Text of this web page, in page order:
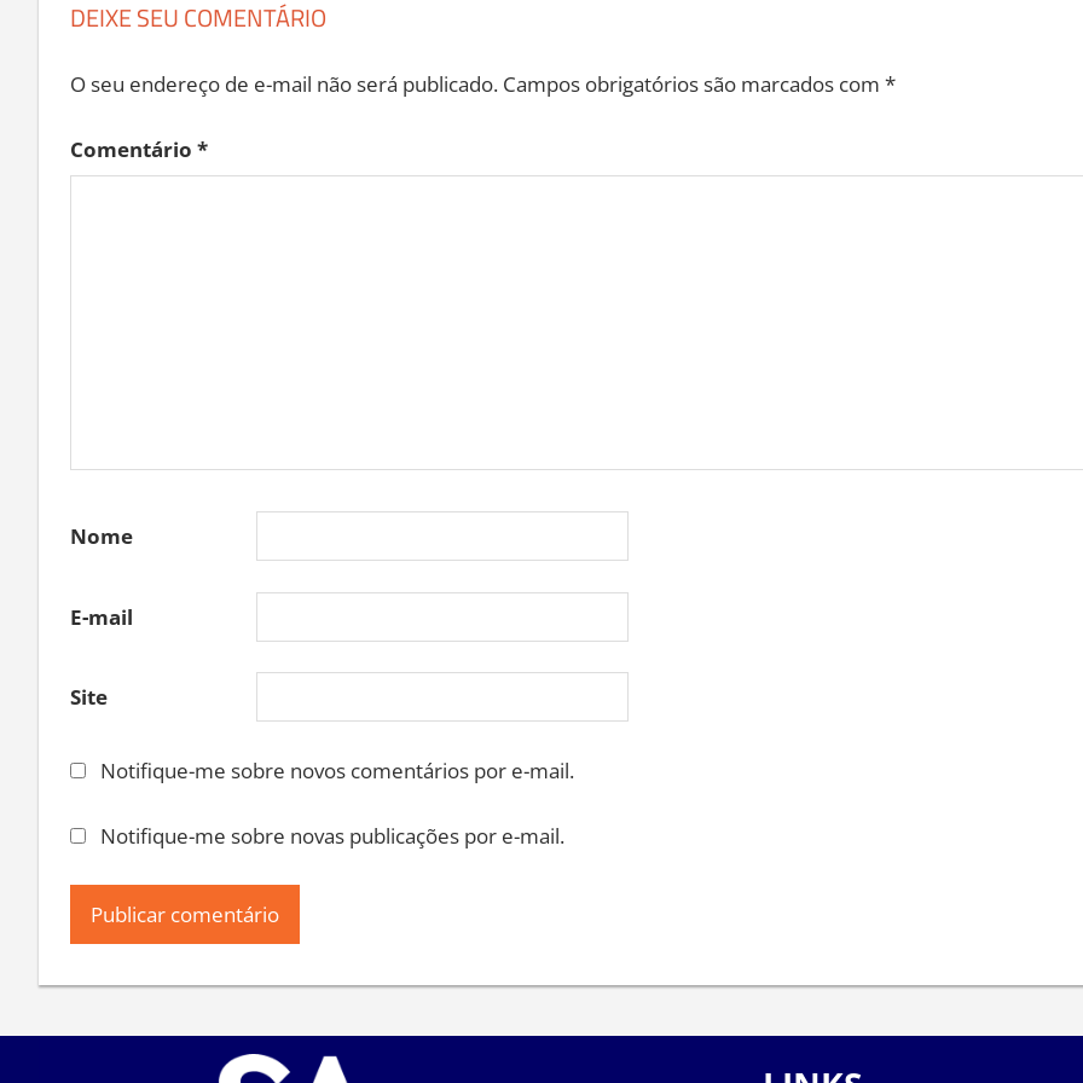
DEIXE SEU COMENTÁRIO
O seu endereço de e-mail não será publicado. Campos obrigatórios são marcados com *
Comentário *
Nome
E-mail
Site
Notifique-me sobre novos comentários por e-mail.
Notifique-me sobre novas publicações por e-mail.